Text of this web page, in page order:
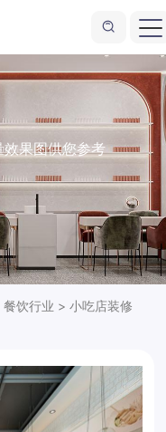
效果图供您参考
餐饮行业 >小吃店装修